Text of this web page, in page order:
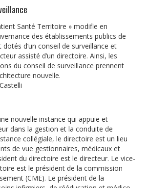
Santé Territoire » modifie en
des établissements publics de
d’un conseil de surveillance et
assisté d’un directoire. Ainsi, les
du conseil de surveillance prennent
nouvelle.
nouvelle instance qui appuie et
dans la gestion et la conduite de
collégiale, le directoire est un lieu
de vue gestionnaires, médicaux et
du directoire est le directeur. Le vice-
est le président de la commission
(CME). Le président de la